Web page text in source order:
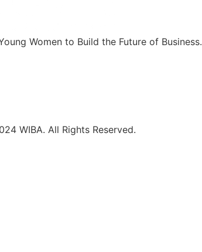
Women to Build the Future of Business.
WIBA. All Rights Reserved.